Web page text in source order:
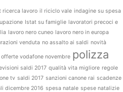
ricerca lavoro il riciclo vale indagine su spesa
Istat su famiglie lavoratori precoci e
lavoro nero cuneo lavoro nero in europa
venduta no assalto ai saldi novità
offerte vodafone novembre polizza
saldi 2017 qualità vita migliore regole
tv saldi 2017 sanzioni canone rai scadenze
dicembre 2016 spesa natale spese natalizie